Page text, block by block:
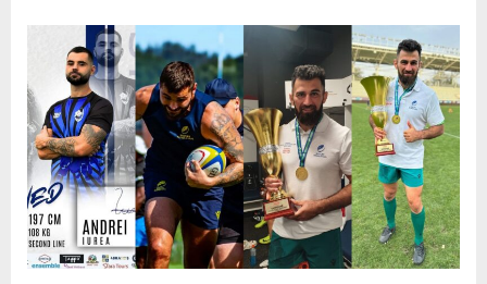
de
penitenciare,
campioni
ai
României
la
rugby.
Mihai
DICO
și